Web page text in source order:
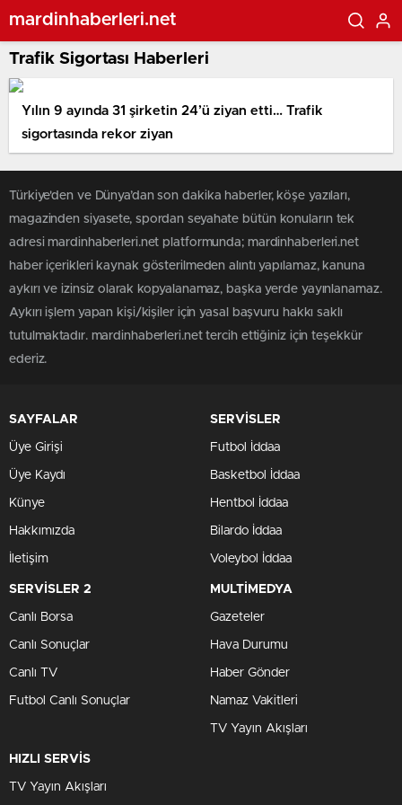
mardinhaberleri.net
Trafik Sigortası Haberleri
Yılın 9 ayında 31 şirketin 24’ü ziyan etti… Trafik
sigortasında rekor ziyan
Türkiye'den ve Dünya’dan son dakika haberler, köşe yazıları,
magazinden siyasete, spordan seyahate bütün konuların tek
adresi mardinhaberleri.net platformunda; mardinhaberleri.net
haber içerikleri kaynak gösterilmeden alıntı yapılamaz, kanuna
aykırı ve izinsiz olarak kopyalanamaz, başka yerde yayınlanamaz.
Aykırı işlem yapan kişi/kişiler için yasal başvuru hakkı saklı
tutulmaktadır. mardinhaberleri.net tercih ettiğiniz için teşekkür
ederiz.
SAYFALAR
Üye Girişi
Üye Kaydı
Künye
Hakkımızda
İletişim
SERVİSLER
Futbol İddaa
Basketbol İddaa
Hentbol İddaa
Bilardo İddaa
Voleybol İddaa
SERVİSLER 2
Canlı Borsa
Canlı Sonuçlar
Canlı TV
Futbol Canlı Sonuçlar
MULTİMEDYA
Gazeteler
Hava Durumu
Haber Gönder
Namaz Vakitleri
TV Yayın Akışları
HIZLI SERVİS
TV Yayın Akışları